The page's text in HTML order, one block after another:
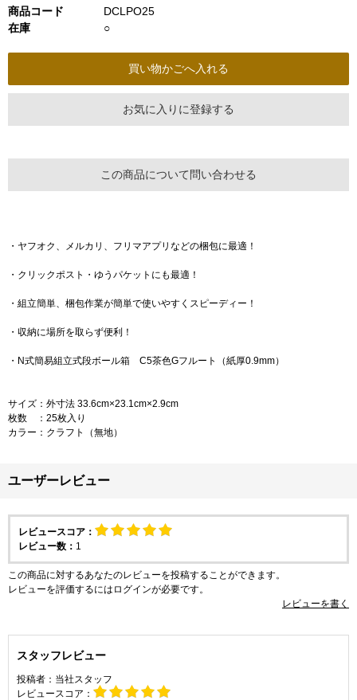
商品コード
DCLPO25
在庫
○
お気に入りに登録する
この商品について問い合わせる
・ヤフオク、メルカリ、フリマアプリなどの梱包に最適！
・クリックポスト・ゆうパケットにも最適！
・組立簡単、梱包作業が簡単で使いやすくスピーディー！
・収納に場所を取らず便利！
・N式簡易組立式段ボール箱 C5茶色Gフルート（紙厚0.9mm）
サイズ：外寸法 33.6cm×23.1cm×2.9cm
枚数 ：25枚入り
カラー：クラフト（無地）
ユーザーレビュー
レビュースコア：
レビュー数： 1
この商品に対するあなたのレビューを投稿することができます。
レビューを評価するには ログインが必要です。
レビューを書く
スタッフレビュー
投稿者： 当社スタッフ
レビュースコア：